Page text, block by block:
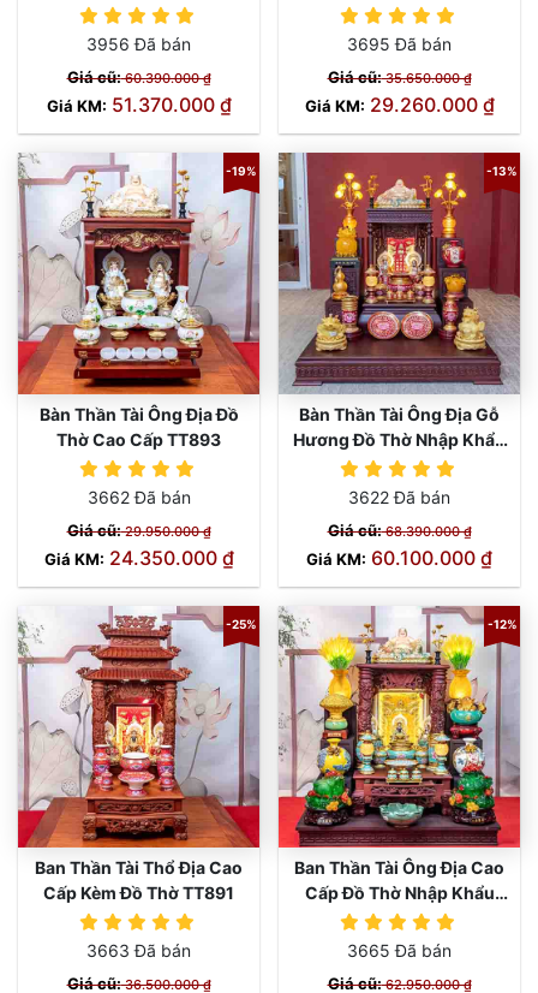
TT895
3956 Đã bán
Giá cũ:60.390.000 ₫
Giá KM: 51.370.000 ₫
3695 Đã bán
Giá cũ:35.650.000 ₫
Giá KM: 29.260.000 ₫
-19%
Bàn Thần Tài Ông Địa Đồ
Thờ Cao Cấp TT893
3662 Đã bán
Giá cũ:29.950.000 ₫
Giá KM: 24.350.000 ₫
-13%
Bàn Thần Tài Ông Địa Gỗ
Hương Đồ Thờ Nhập Khẩu
TT892
3622 Đã bán
Giá cũ:68.390.000 ₫
Giá KM: 60.100.000 ₫
-25%
Ban Thần Tài Thổ Địa Cao
Cấp Kèm Đồ Thờ TT891
3663 Đã bán
Giá cũ:36.500.000 ₫
-12%
Ban Thần Tài Ông Địa Cao
Cấp Đồ Thờ Nhập Khẩu
TT890
3665 Đã bán
Giá cũ:62.950.000 ₫